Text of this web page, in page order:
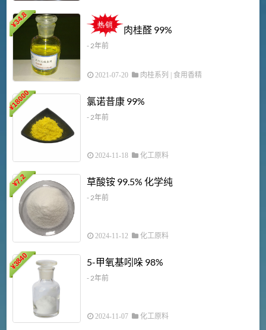
¥
34.8
肉桂醛 99%
- 2年前
2021-07-20 肉桂系列 食用香精
¥
18000 氯诺昔康 99%
- 2年前
2024-11-18 化工原料
¥
7.2 草酸铵 99.5% 化学纯
- 2年前
2024-11-12 化工原料
¥
3840 5-甲氧基吲哚 98%
- 2年前
2024-11-07 化工原料